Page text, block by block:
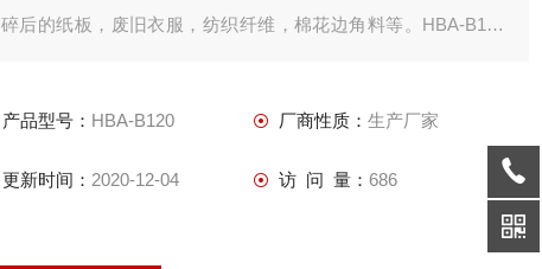
碎后的纸板，废旧衣服，纺织纤维，棉花边角料等。HBA-B120
产品型号： HBA-B120 厂商性质： 生产厂家
更新时间： 2020-12-04 访 问 量： 686